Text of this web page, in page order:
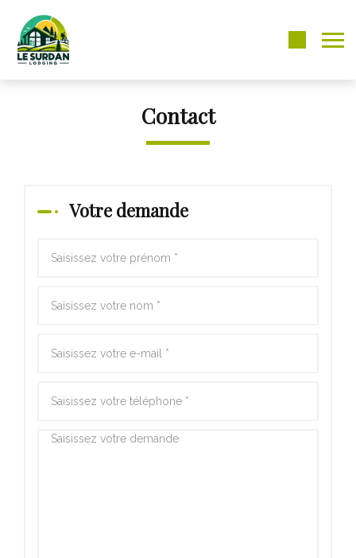
Contact
Votre demande